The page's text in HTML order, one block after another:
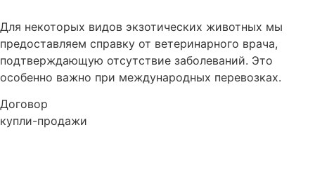
Для некоторых видов экзотических животных мы
предоставляем справку от ветеринарного врача,
подтверждающую отсутствие заболеваний. Это
особенно важно при международных перевозках.
Договор
купли-продажи